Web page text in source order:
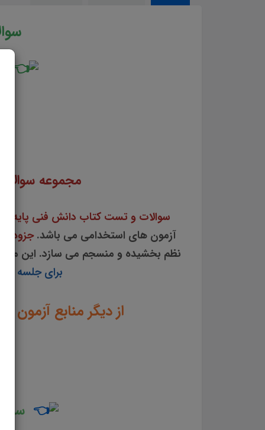
سوالات و تست کتاب دانش فنی پایه تاسیسات مکانیکی جزوه سوالات تستی دانش فنی پایه
فنی پایه تاسیسات
مجموعه
سوالات و تست کتاب دانش فنی پایه
آزمون های استخدامی می باشد.جزوه
نظم بخشیده و منسجم می سازد. این
برای جلسه
از دیگر منابع